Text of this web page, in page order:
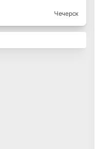
Чечерск